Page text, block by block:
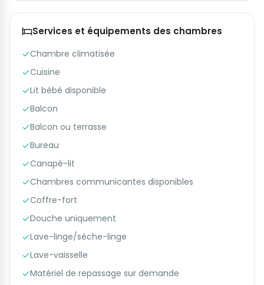
Services et équipements des chambres
Chambre climatisée
Cuisine
Lit bébé disponible
Balcon
Balcon ou terrasse
Bureau
Canapé-lit
Chambres communicantes disponibles
Coffre-fort
Douche uniquement
Lave-linge/sèche-linge
Lave-vaisselle
Matériel de repassage sur demande